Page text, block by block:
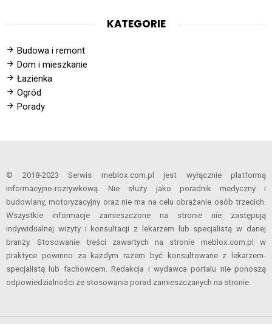
KATEGORIE
Budowa i remont
Dom i mieszkanie
Łazienka
Ogród
Porady
© 2018-2023 Serwis meblox.com.pl jest wyłącznie platformą
informacyjno-rozrywkową. Nie służy jako poradnik medyczny i
budowlany, motoryzacyjny oraz nie ma na celu obrażanie osób trzecich.
Wszystkie informacje zamieszczone na stronie nie zastępują
indywidualnej wizyty i konsultacji z lekarzem lub specjalistą w danej
branży. Stosowanie treści zawartych na stronie meblox.com.pl w
praktyce powinno za każdym razem być konsultowane z lekarzem-
specjalistą lub fachowcem. Redakcja i wydawca portalu nie ponoszą
odpowiedzialności ze stosowania porad zamieszczanych na stronie.